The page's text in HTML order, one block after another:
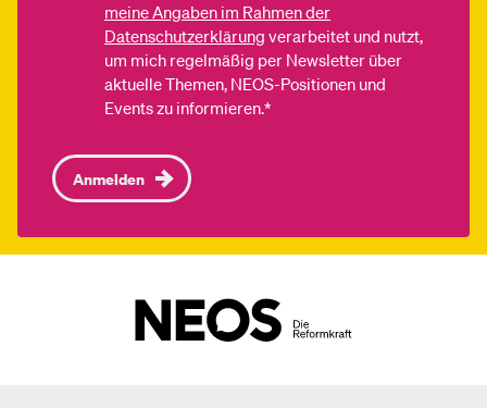
meine Angaben im Rahmen der
Datenschutzerklärung verarbeitet und nutzt,
um mich regelmäßig per Newsletter über
aktuelle Themen, NEOS-Positionen und
Events zu informieren.*
Anmelden